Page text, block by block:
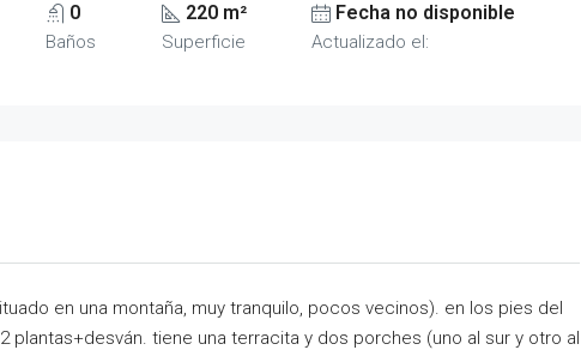
0
Baños
220 m²
Superficie
Fecha no disponible
Actualizado el:
en una montaña, muy tranquilo, pocos vecinos). en los pies del
plantas+desván. tiene una terracita y dos porches (uno al sur y otro al